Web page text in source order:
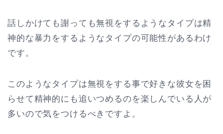
話しかけても謝っても無視をするようなタイプは精
神的な暴力をするようなタイプの可能性があるわけ
です。
このようなタイプは無視をする事で好きな彼女を困
らせて精神的にも追いつめるのを楽しんでいる人が
多いので気をつけるべきですよ。